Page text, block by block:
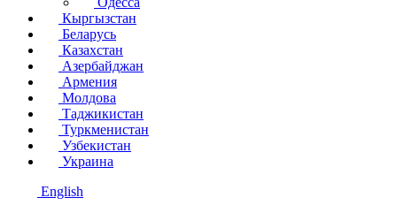
Кыргызстан
Беларусь
Казахстан
Азербайджан
Армения
Молдова
Таджикистан
Туркменистан
Узбекистан
Украина
English